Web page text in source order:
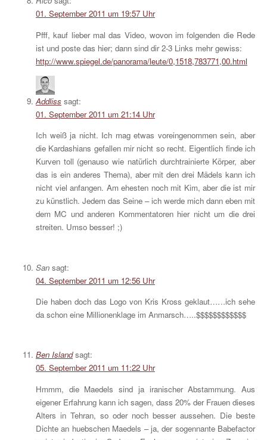
01. September 2011 um 19:57 Uhr
Pfff, kauf lieber mal das Video, wovon im folgenden die Rede
ist und poste das hier; dann sind dir 2-3 Links mehr gewiss:
http://www.spiegel.de/panorama/leute/0,1518,783771,00.html
Addliss sagt:
01. September 2011 um 21:14 Uhr
Ich weiß ja nicht. Ich mag etwas voreingenommen sein, aber
die Kardashians gefallen mir nicht so recht. Eigentlich finde ich
Kurven toll (genauso wie natürlich durchtrainierte Körper, aber
das is ein anderes Thema), aber mit den drei Mädels kann ich
nicht viel anfangen. Am ehesten noch mit Kim, aber die ist mir
zu künstlich. Jedem das Seine – ich werde mich dann eben mit
dem MC und anderen Kommentatoren hier nicht um die drei
streiten. Umso besser! ;)
San sagt:
04. September 2011 um 12:56 Uhr
Die haben doch das Logo von Kris Kross geklaut……ich sehe
da schon eine Millionenklage im Anmarsch…..$$$$$$$$$$$$
Ben Island sagt:
05. September 2011 um 11:22 Uhr
Hmmm, die Maedels sind ja iranischer Abstammung. Aus
eigener Erfahrung kann ich sagen, dass 20% der Frauen dieses
Alters in Tehran, so oder noch besser aussehen. Die beste
Dichte an huebschen Maedels – ja, der sogennante Babefactor